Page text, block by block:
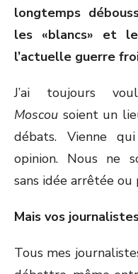
longtemps
les «blancs» et
l’actuelle guerre
J’ai toujours
Moscou soient un
débats. Vienne
opinion. Nous ne
sans idée arrêtée ou
Mais vos
Tous mes